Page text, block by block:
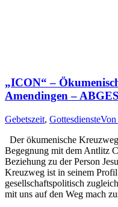
„ICON“ –
Amendingen –
Gebetszeit, GottesdiensteVon
Der ökumenische
Begegnung mit dem Antlitz
Beziehung zu der Person
Kreuzweg ist in seinem
gesellschaftspolitisch
mit uns auf den Weg mach